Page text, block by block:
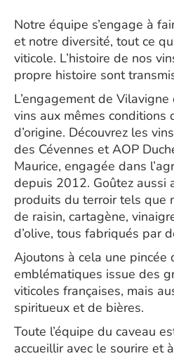
Notre équipe s’engage à
et notre diversité, tout ce
viticole. L’histoire de nos
propre histoire sont
L’engagement de
vins aux mêmes conditions
d’origine. Découvrez les
des Cévennes et AOP
Maurice, engagée dans
depuis 2012. Goûtez aussi
produits du terroir tels que
de raisin, cartagène,
d’olive, tous fabriqués par
Ajoutons à cela une pincée
emblématiques issue des
viticoles françaises, mais
spiritueux et de bières.
Toute l’équipe du caveau
accueillir avec le sourire et